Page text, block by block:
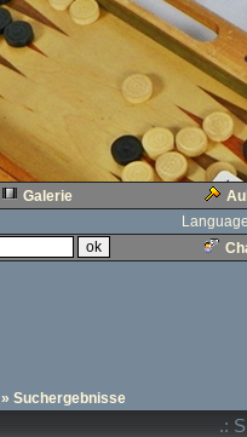
Galerie
» Suchergebnisse
.: